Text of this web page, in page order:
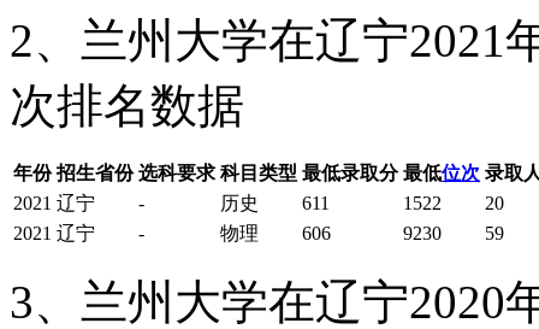
2、兰州大学在辽宁2021
次排名数据
年份 招生省份 选科要求 科目类型 最低录取分 最低位次 录取
2021 辽宁 - 历史 611 1522
20
2021 辽宁 - 物理 606 9230 59
3、兰州大学在辽宁2020